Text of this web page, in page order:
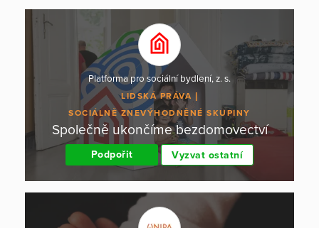
Platforma pro sociální bydlení, z. s.
LIDSKÁ PRÁVA
SOCIÁLNĚ ZNEVÝHODNĚNÉ SKUPINY
Společně ukončíme bezdomovectví
Podpořit Vyzvat ostatní